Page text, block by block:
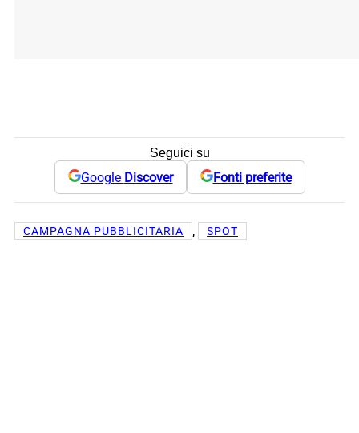
Seguici su
Google Discover Fonti preferite
CAMPAGNA PUBBLICITARIA , SPOT